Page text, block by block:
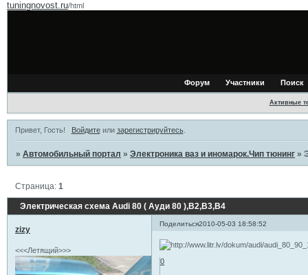
tuningnovost.ru/html
Форум Участники Поиск
Активные
Привет, Гость! Войдитеили зарегистрируйтесь.
»Автомобильный портал »Электроника ваз и иномарок.Чип тюнинг »
Электрическая схема Audi 80 ( Ауди 80 ),B2,B3,B4
Страница:1
Поделиться2010-05-03 18:58:52
zizy
<<<Летящий>>>
0